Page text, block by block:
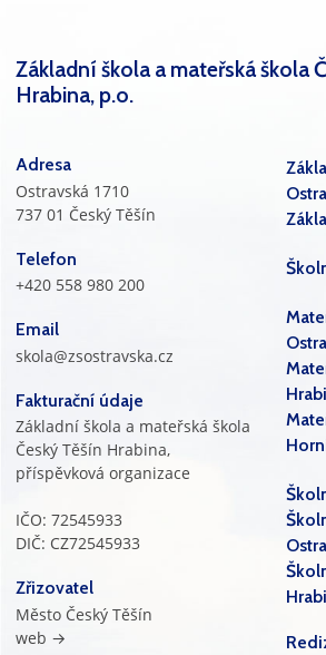
Základní škola a mateřská škola
Hrabina, p.o.
Adresa
Ostravská 1710
737 01 Český Těšín
Telefon
+420 558 980 200
Email
skola@zsostravska.cz
Fakturační údaje
Základní škola a mateřská škola
Český Těšín Hrabina,
příspěvková organizace
IČO: 72545933
DIČ: CZ72545933
Zřizovatel
Město Český Těšín
web →